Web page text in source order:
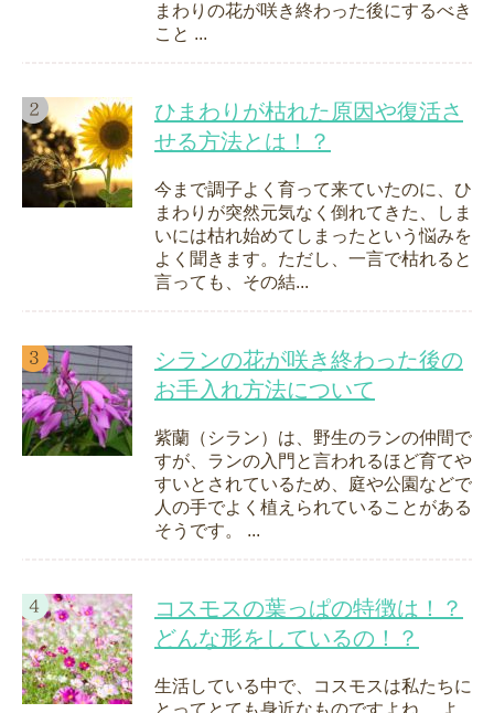
まわりの花が咲き終わった後にするべき
こと ...
ひまわりが枯れた原因や復活さ
せる方法とは！？
今まで調子よく育って来ていたのに、ひ
まわりが突然元気なく倒れてきた、しま
いには枯れ始めてしまったという悩みを
よく聞きます。ただし、一言で枯れると
言っても、その結...
シランの花が咲き終わった後の
お手入れ方法について
紫蘭（シラン）は、野生のランの仲間で
すが、ランの入門と言われるほど育てや
すいとされているため、庭や公園などで
人の手でよく植えられていることがある
そうです。 ...
コスモスの葉っぱの特徴は！？
どんな形をしているの！？
生活している中で、コスモスは私たちに
とってとても身近なものですよね。 よ